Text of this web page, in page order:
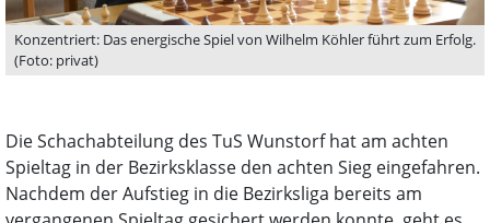
Konzentriert: Das energische Spiel von Wilhelm Köhler führt zum Erfolg.
(Foto: privat)
Die Schachabteilung des TuS Wunstorf hat am achten
Spieltag in der Bezirksklasse den achten Sieg eingefahren.
Nachdem der Aufstieg in die Bezirksliga bereits am